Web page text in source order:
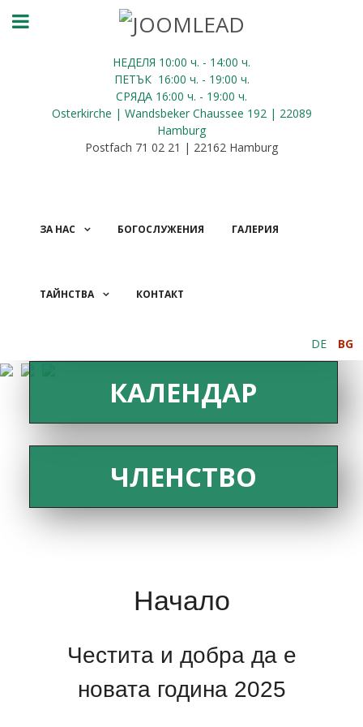
НЕДЕЛЯ 10:00 ч. - 14:00 ч.
ПЕТЪК 16:00 ч. - 19:00 ч.
СРЯДА 16:00 ч. - 19:00 ч.
Osterkirche | Wandsbeker Chaussee 192 | 22089
Hamburg
Postfach 71 02 21 | 22162 Hamburg
ЗА НАС БОГОСЛУЖЕНИЯ ГАЛЕРИЯ
ТАЙНСТВА КОНТАКТ
DE BG
ДАРЕНИЯ
КАЛЕНДАР
ЧЛЕНСТВО
Начало
Честита и добра да е
новата година 2025